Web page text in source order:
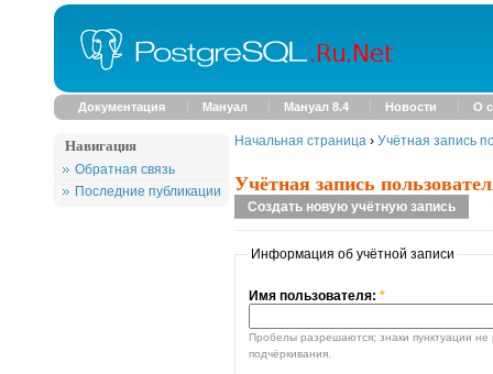
Документация Мануал Мануал 8.4 Новости О
Навигация
Обратная связь
Последние публикации
Начальная страница› Учётная запись
Учётная запись
Создать новую учётную запись
Информация об учётной записи
Имя пользователя: *
Пробелы разрешаются; знаки пунктуации
подчёркивания.